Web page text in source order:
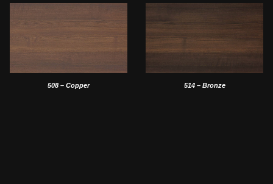
508 – Copper 514 – Bronze